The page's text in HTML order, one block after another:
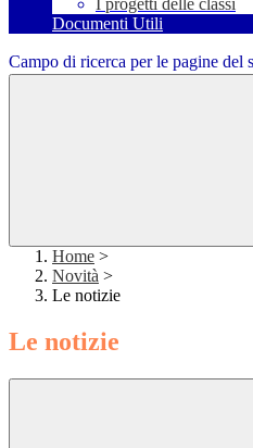
I progetti delle classi
Documenti Utili
Campo di ricerca per le pagine del
Home >
Novità >
Le notizie
Le notizie